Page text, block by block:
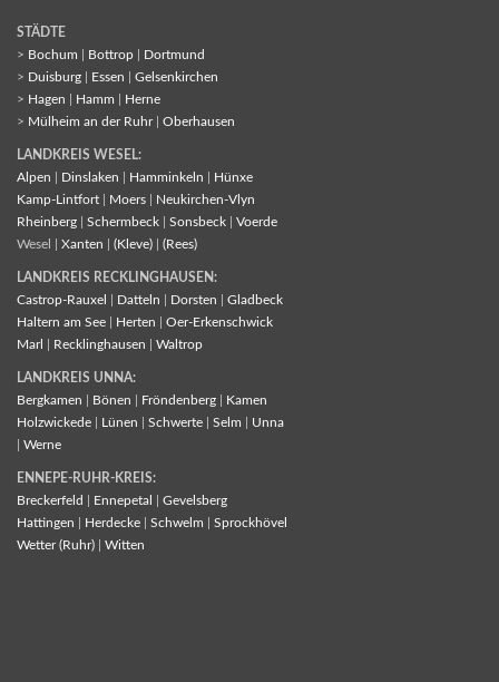
STÄDTE
> Bochum Bottrop
Dortmund
> Duisburg Essen
Gelsenkirchen
> Hagen Hamm
Herne
> Mülheim an der Ruhr| Oberhausen
LANDKREIS WESEL:
Alpen
Dinslaken Hamminkeln
Hünxe
Kamp-Lintfort
Moers
Neukirchen-Vlyn
Rheinberg
Schermbeck Sonsbeck
Voerde
Wesel | Xanten (Kleve) (Rees)
LANDKREIS RECKLINGHAUSEN:
Castrop-Rauxel
Datteln Dorsten
Gladbeck
Haltern am See
Herten
Oer-Erkenschwick
Marl
Recklinghausen Waltrop
LANDKREIS UNNA:
Bergkamen
Bönen Fröndenberg
Kamen
Holzwickede
Lünen Schwerte Selm
Unna
Werne
ENNEPE-RUHR-KREIS:
Breckerfeld
Ennepetal
Gevelsberg
Hattingen
Herdecke Schwelm
Sprockhövel
Wetter (Ruhr)
Witten